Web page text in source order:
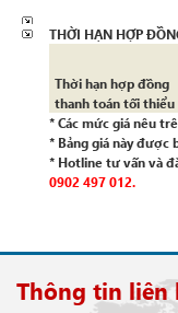
THỜI HẠN HỢP
Thời hạn hợp đồng
thanh toán tối thiểu
* Các mức giá nêu
* Bảng giá này được
* Hotline tư vấn và
0902 497 012.
Thông tin liên